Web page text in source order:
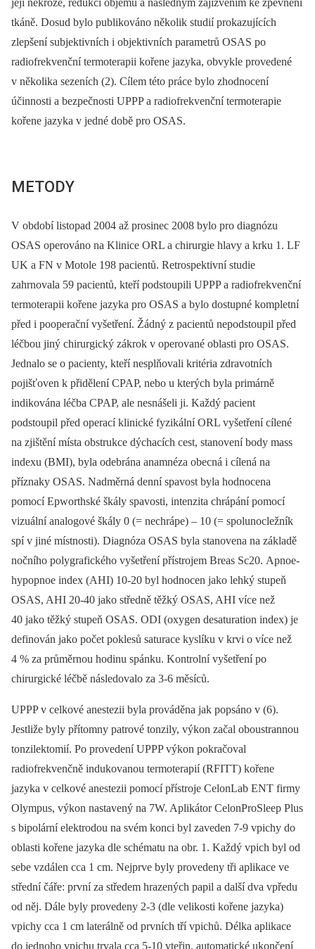
tkáně. Dosud bylo publikováno několik studií prokazujících
zlepšení subjektivních i objektivních parametrů OSAS po
radiofrekvenční termoterapii kořene jazyka, obvykle provedené
v několika sezeních (2). Cílem této práce bylo zhodnocení
účinnosti a bezpečnosti UPPP a radiofrekvenční termoterapie
kořene jazyka v jedné době pro OSAS.
METODY
V období listopad 2004 až prosinec 2008 bylo pro diagnózu
OSAS operováno na Klinice ORL a chirurgie hlavy a krku 1. LF
UK a FN v Motole 198 pacientů. Retrospektivní studie
zahrnovala 59 pacientů, kteří podstoupili UPPP a radiofrekvenční
termoterapii kořene jazyka pro OSAS a bylo dostupné kompletní
před i pooperační vyšetření. Žádný z pacientů nepodstoupil před
léčbou jiný chirurgický zákrok v operované oblasti pro OSAS.
Jednalo se o pacienty, kteří nesplňovali kritéria zdravotních
pojišťoven k přidělení CPAP, nebo u kterých byla primárně
indikována léčba CPAP, ale nesnášeli ji. Každý pacient
podstoupil před operací klinické fyzikální ORL vyšetření cílené
na zjištění místa obstrukce dýchacích cest, stanovení body mass
indexu (BMI), byla odebrána anamnéza obecná i cílená na
příznaky OSAS. Nadměrná denní spavost byla hodnocena
pomocí Epworthské škály spavosti, intenzita chrápání pomocí
vizuální analogové škály 0 (= nechrápe) –⁠ 10 (= spolunocležník
spí v jiné místnosti). Diagnóza OSAS byla stanovena na základě
nočního polygrafického vyšetření přístrojem Breas Sc20. Apnoe-
hypopnoe index (AHI) 10-20 byl hodnocen jako lehký stupeň
OSAS, AHI 20-40 jako středně těžký OSAS, AHI více než
40 jako těžký stupeň OSAS. ODI (oxygen desaturation index) je
definován jako počet poklesů saturace kyslíku v krvi o více než
4 % za průměrnou hodinu spánku. Kontrolní vyšetření po
chirurgické léčbě následovalo za 3-6 měsíců.
UPPP v celkové anestezii byla prováděna jak popsáno v (6).
Jestliže byly přítomny patrové tonzily, výkon začal oboustrannou
tonzilektomií. Po provedení UPPP výkon pokračoval
radiofrekvenčně indukovanou termoterapií (RFITT) kořene
jazyka v celkové anestezii pomocí přístroje CelonLab ENT firmy
Olympus, výkon nastavený na 7W. Aplikátor CelonProSleep Plus
s bipolární elektrodou na svém konci byl zaveden 7-9 vpichy do
oblasti kořene jazyka dle schématu na obr. 1. Každý vpich byl od
sebe vzdálen cca 1 cm. Nejprve byly provedeny tři aplikace ve
střední čáře: první za středem hrazených papil a další dva vpředu
od něj. Dále byly provedeny 2-3 (dle velikosti kořene jazyka)
vpichy cca 1 cm laterálně od prvních tří vpichů. Délka aplikace
do jednoho vpichu trvala cca 5-10 vteřin, automatické ukončení